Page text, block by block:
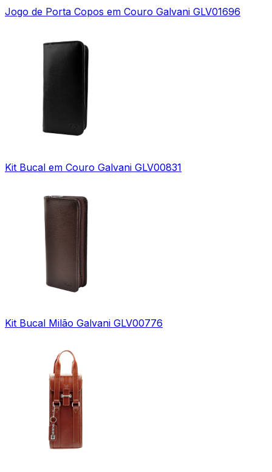
Jogo de Porta Copos em Couro Galvani GLV01696
Kit Bucal em Couro Galvani GLV00831
Kit Bucal Milão Galvani GLV00776